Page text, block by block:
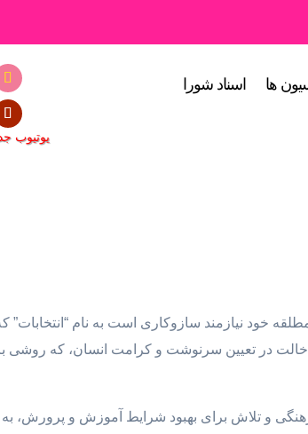
یوتیوب
ها اسناد شورا
خود نیازمند سازوکاری است به نام “انتخابات”
دخالت در تعیین سرنوشت و کرامت انسان، که
و تلاش برای بهبود شرایط آموزش و پرورش، به